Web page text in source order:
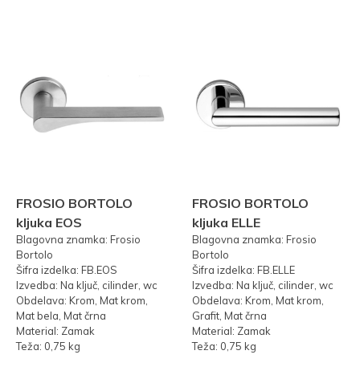
FROSIO BORTOLO
kljuka EOS
Blagovna znamka: Frosio
Bortolo
Šifra izdelka: FB.EOS
Izvedba: Na ključ, cilinder, wc
Obdelava: Krom, Mat krom,
Mat bela, Mat črna
Material: Zamak
Teža: 0,75 kg
FROSIO BORTOLO
kljuka ELLE
Blagovna znamka: Frosio
Bortolo
Šifra izdelka: FB.ELLE
Izvedba: Na ključ, cilinder, wc
Obdelava: Krom, Mat krom,
Grafit, Mat črna
Material: Zamak
Teža: 0,75 kg